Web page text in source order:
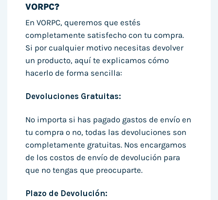
VORPC?
En VORPC, queremos que estés
completamente satisfecho con tu compra.
Si por cualquier motivo necesitas devolver
un producto, aquí te explicamos cómo
hacerlo de forma sencilla:
Devoluciones Gratuitas:
No importa si has pagado gastos de envío en
tu compra o no, todas las devoluciones son
completamente gratuitas. Nos encargamos
de los costos de envío de devolución para
que no tengas que preocuparte.
Plazo de Devolución: